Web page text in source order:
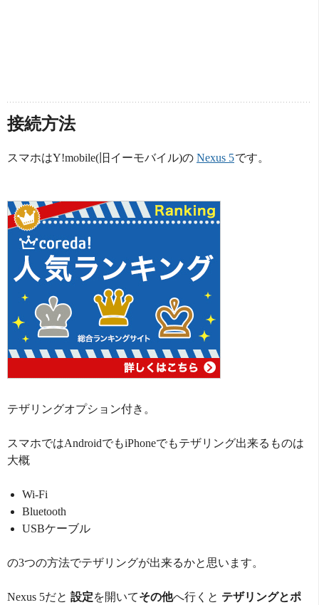
接続方法
スマホはY!mobile(旧イーモバイル)の Nexus 5です。
テザリングオプション付き。
スマホではAndroidでもiPhoneでもテザリング出来るものは
大概
Wi-Fi
Bluetooth
USBケーブル
の3つの方法でテザリングが出来るかと思います。
Nexus 5だと 設定を開いてその他へ行くと テザリングとポ